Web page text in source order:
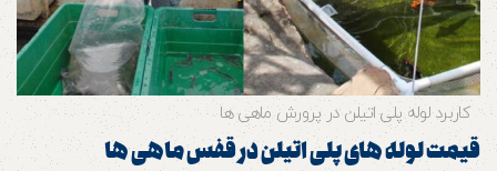
کاربرد لوله پلی اتیلن در پرورش ماهی ها
قیمت لوله های پلی اتیلن در قفس ماهی ها